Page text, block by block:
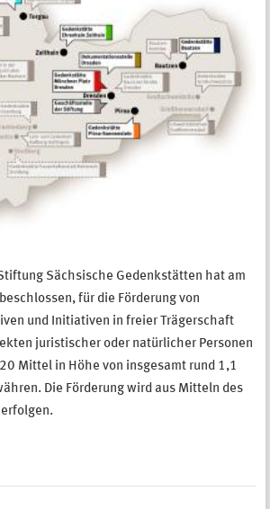
Sächsische Gedenkstätten hat am
für die Förderung von
und Initiativen in freier Trägerschaft
juristischer oder natürlicher Personen
Mittel in Höhe von insgesamt rund 1,1
Die Förderung wird aus Mitteln des